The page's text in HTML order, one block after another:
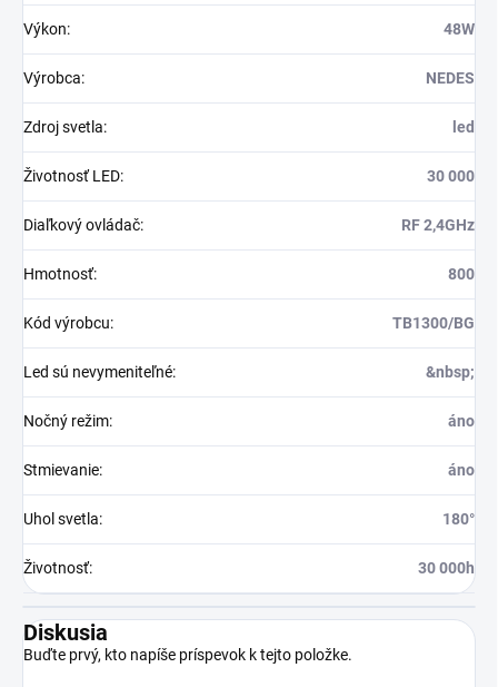
Výkon: 48W
Výrobca: NEDES
Zdroj svetla: led
Životnosť LED: 30 000
Diaľkový ovládač: RF 2,4GHz
Hmotnosť: 800
Kód výrobcu: TB1300/BG
Led sú nevymeniteľné: &nbsp;
Nočný režim: áno
Stmievanie: áno
Uhol svetla: 180°
Životnosť: 30 000h
Diskusia
Buďte prvý, kto napíše príspevok k tejto položke.